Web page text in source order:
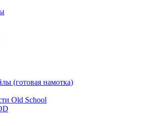
(готовая намотка)
Old School